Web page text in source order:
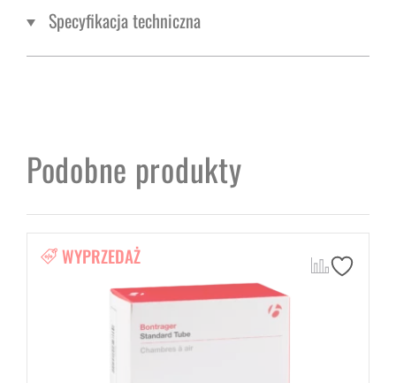
Specyfikacja techniczna
Podobne produkty
WYPRZEDAŻ